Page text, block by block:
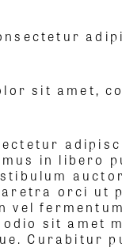
sit amet,
in libero
orci ut
sit amet
Curabitur